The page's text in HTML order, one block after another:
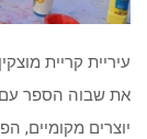
עיריית קריית
את שבוה הספר עם
יוצרים מקומיים,